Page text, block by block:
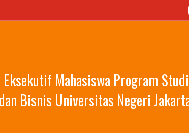
Mahasiswa Program
Bisnis Universitas Negeri